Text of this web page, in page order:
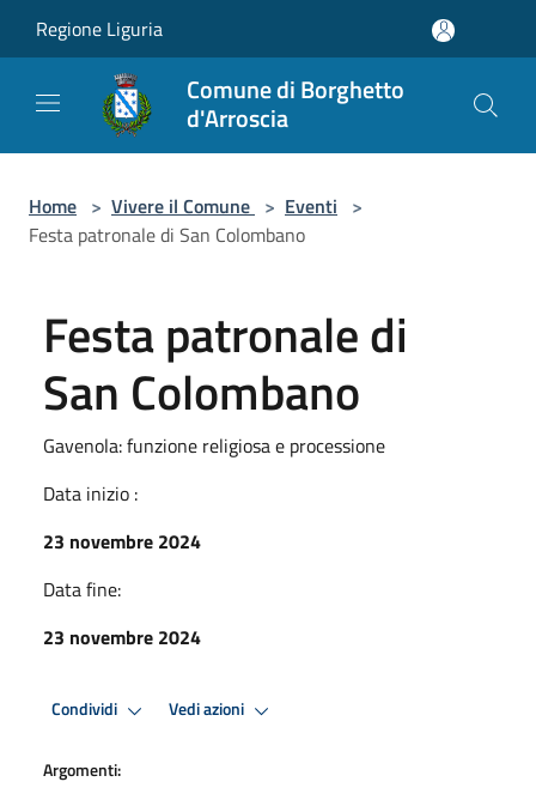
Regione Liguria
Comune di Borghetto
d'Arroscia
Home > Vivere il Comune > Eventi >
Festa patronale di San Colombano
Festa patronale di
San Colombano
Gavenola: funzione religiosa e processione
Data inizio :
23 novembre 2024
Data fine:
23 novembre 2024
Condividi Vedi azioni
Argomenti: